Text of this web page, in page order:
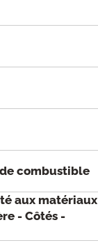
combustible
aux matériaux
- Côtés -